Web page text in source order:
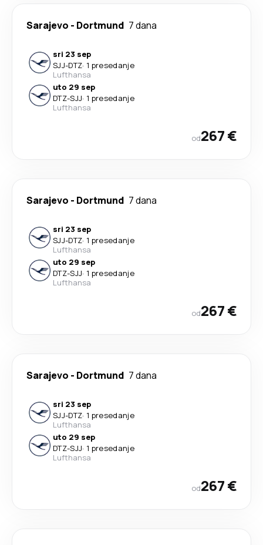
Sarajevo - Dortmund 7 dana
sri 23 sep
SJJ-DTZ· 1 presedanje
Lufthansa
uto 29 sep
DTZ-SJJ· 1 presedanje
Lufthansa
od267 €
Sarajevo - Dortmund 7 dana
sri 23 sep
SJJ-DTZ· 1 presedanje
Lufthansa
uto 29 sep
DTZ-SJJ· 1 presedanje
Lufthansa
od267 €
Sarajevo - Dortmund 7 dana
sri 23 sep
SJJ-DTZ· 1 presedanje
Lufthansa
uto 29 sep
DTZ-SJJ· 1 presedanje
Lufthansa
od267 €